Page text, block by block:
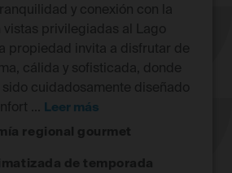
y conexión con la
vistas privilegiadas al Lago
propiedad invita a disfrutar de
cálida y sofisticada, donde
cuidadosamente diseñado
... Leer más
regional gourmet
de temporada